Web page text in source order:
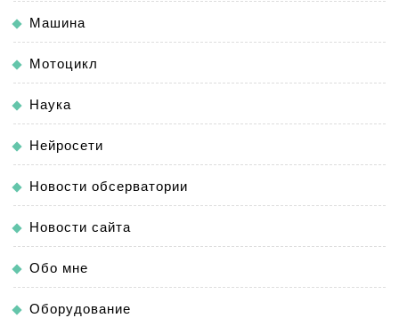
Машина
Мотоцикл
Наука
Нейросети
Новости обсерватории
Новости сайта
Обо мне
Оборудование